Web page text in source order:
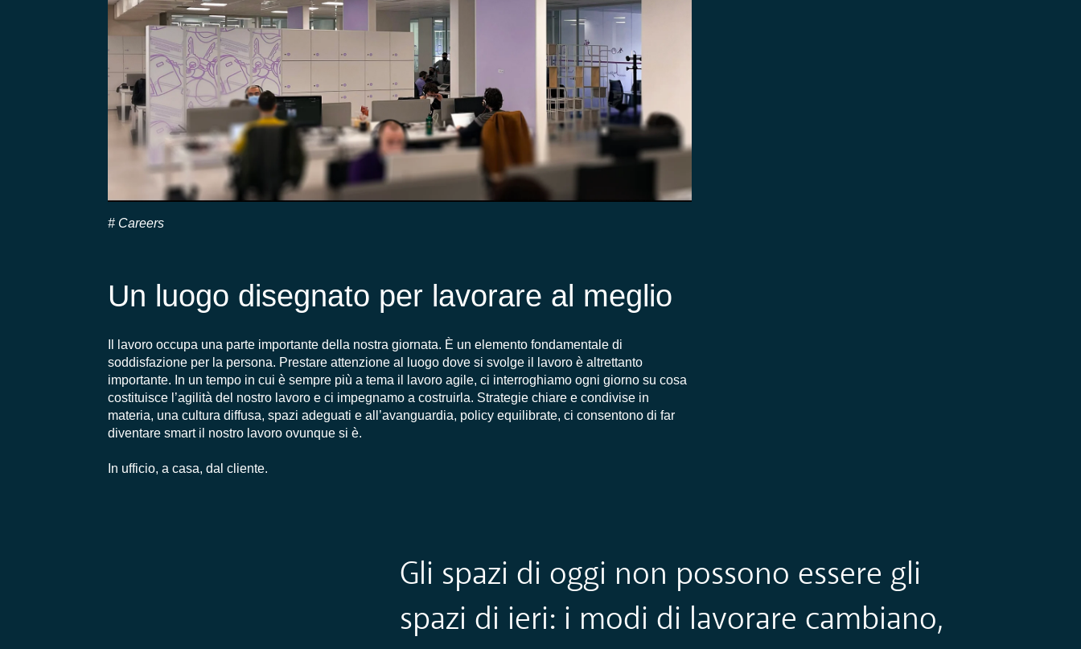
Careers
Un luogo disegnato per lavorare al meglio
Il lavoro occupa una parte importante della nostra giornata. È un elemento fondamentale di
soddisfazione per la persona. Prestare attenzione al luogo dove si svolge il lavoro è altrettanto
importante. In un tempo in cui è sempre più a tema il lavoro agile, ci interroghiamo ogni giorno su cosa
costituisce l’agilità del nostro lavoro e ci impegnamo a costruirla. Strategie chiare e condivise in
materia, una cultura diffusa, spazi adeguati e all’avanguardia, policy equilibrate, ci consentono di far
diventare smart il nostro lavoro ovunque si è.
In ufficio, a casa, dal cliente.
Gli spazi di oggi non possono essere gli
spazi di ieri: i modi di lavorare cambiano,